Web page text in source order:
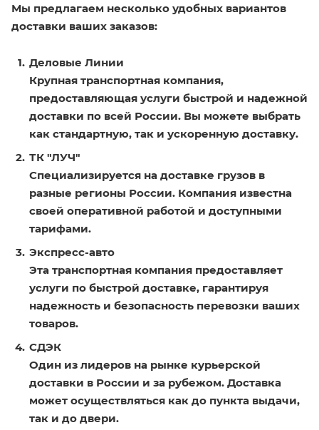
Мы предлагаем несколько удобных вариантов
доставки ваших заказов:
Деловые Линии
Крупная транспортная компания,
предоставляющая услуги быстрой и надежной
доставки по всей России. Вы можете выбрать
как стандартную, так и ускоренную доставку.
ТК "ЛУЧ"
Специализируется на доставке грузов в
разные регионы России. Компания известна
своей оперативной работой и доступными
тарифами.
Экспресс-авто
Эта транспортная компания предоставляет
услуги по быстрой доставке, гарантируя
надежность и безопасность перевозки ваших
товаров.
СДЭК
Один из лидеров на рынке курьерской
доставки в России и за рубежом. Доставка
может осуществляться как до пункта выдачи,
так и до двери.